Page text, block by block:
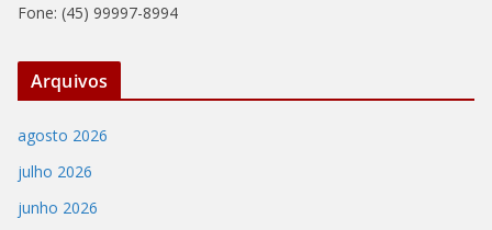
Fone: (45) 99997-8994
Arquivos
agosto 2026
julho 2026
junho 2026